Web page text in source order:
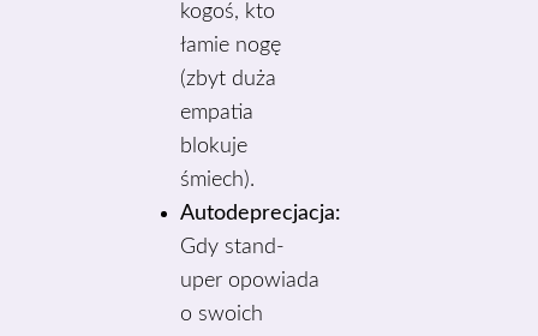
kogoś, kto
łamie nogę
(zbyt duża
empatia
blokuje
śmiech).
Autodeprecjacja:
Gdy stand-
uper opowiada
o swoich